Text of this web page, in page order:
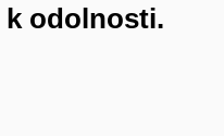
k odolnosti.